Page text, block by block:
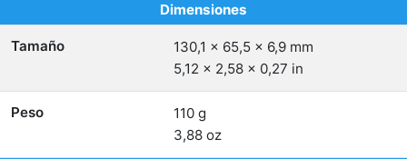
Dimensiones
Tamaño
130,1 x 65,5 x 6,9 mm
5,12 x 2,58 x 0,27 in
Peso
110 g
3,88 oz